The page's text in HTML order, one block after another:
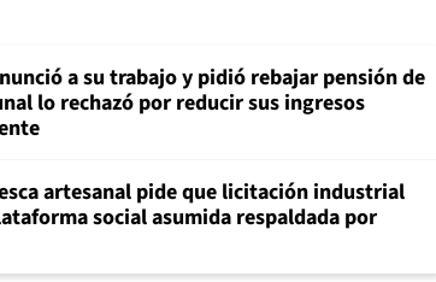
a su trabajo y pidió rebajar pensión de
lo rechazó por reducir sus ingresos
artesanal pide que licitación industrial
social asumida respaldada por